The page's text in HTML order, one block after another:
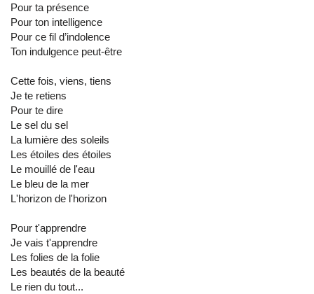
Pour ta présence
Pour ton intelligence
Pour ce fil d’indolence
Ton indulgence peut-être
Cette fois, viens, tiens
Je te retiens
Pour te dire
Le sel du sel
La lumière des soleils
Les étoiles des étoiles
Le mouillé de l'eau
Le bleu de la mer
L'horizon de l'horizon
Pour t'apprendre
Je vais t'apprendre
Les folies de la folie
Les beautés de la beauté
Le rien du tout...